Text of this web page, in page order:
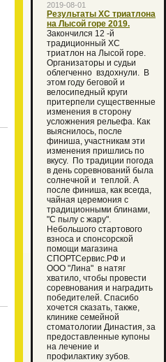
2019-08-01
Результаты ХС триатлона
на Лысой горе 2019.
Закончился 12 -й
традиционный XC
триатлон на Лысой горе.
Организаторы и судьи
облегченно вздохнули. В
этом году беговой и
велосипедный круги
притерпели существенные
изменения в сторону
усложнения рельефа. Как
выяснилось, после
финиша, участникам эти
изменения пришлись по
вкусу. По традиции погода
в день соревнований была
солнечной и теплой. А
после финиша, как всегда,
чайная церемония с
традиционными блинами,
"С пылу с жару".
Небольшого стартового
взноса и спонсорской
помощи магазина
СПОРТСервис.РФ и
ООО "Лина" в натяг
хватило, чтобы провести
соревнования и наградить
победителей. Спасибо
хочется сказать, также,
клинике семейной
стоматологии Династия, за
предоставленные купоны
на лечение и
профилактику зубов.